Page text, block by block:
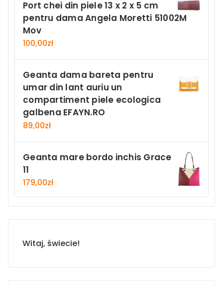
Port chei din piele 13 x 2 x 5 cm
pentru dama Angela Moretti 51002M
Mov
100,00zł
Geanta dama bareta pentru
umar din lant auriu un
compartiment piele ecologica
galbena EFAYN.RO
89,00zł
Geanta mare bordo inchis Grace
11
179,00zł
Witaj, świecie!